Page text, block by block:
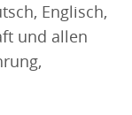
Englisch,
und allen